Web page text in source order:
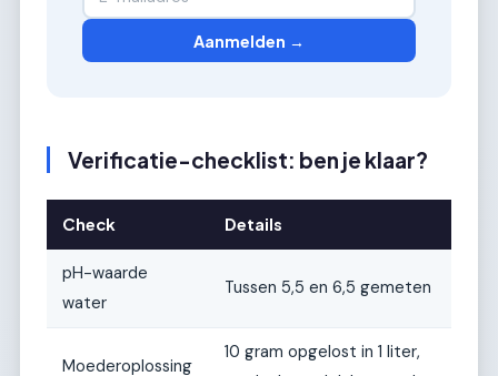
Aanmelden →
Verificatie-checklist: ben je klaar?
Check Details
pH-waarde
water
Tussen 5,5 en 6,5 gemeten
Moederoplossing
10 gram opgelost in 1 liter,